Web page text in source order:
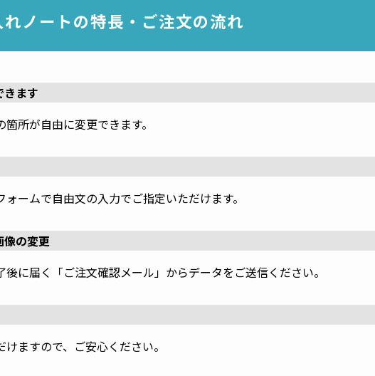
ノートの特長・ご注文の流れ
きます
所が自由に変更できます。
ームで自由文の入力でご指定いただけます。
像の変更
に届く「ご注文確認メール」からデータをご送信ください。
ますので、ご安心ください。